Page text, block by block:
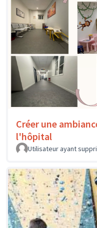
Créer une
l'hôpital
Utilisateur ayant